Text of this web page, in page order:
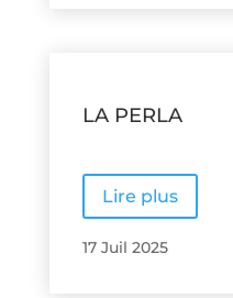
LA PERLA
Lire plus
17 Juil 2025